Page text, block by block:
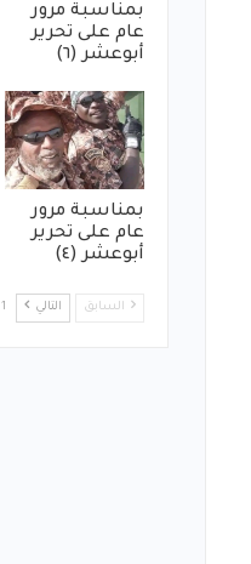
بمناسبة مرور
عام على تحرير
أبوعشر (٦)
بمناسبة مرور
عام على تحرير
أبوعشر (٤)
السابق التالي 1 من 270